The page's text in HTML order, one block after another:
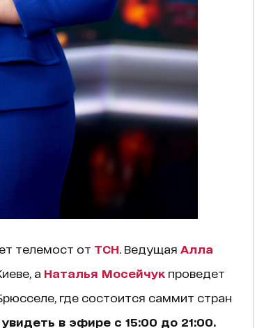
телемост от ТСН . Ведущая Алла
а Наталья Мосейчукпроведет
где состоится саммит стран
в эфире с 15:00 до 21:00.